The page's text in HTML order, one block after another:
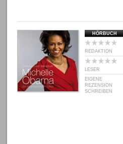
HÖRBUCH
REDAKTION
LESER
EIGENE
REZENSION
SCHREIBEN